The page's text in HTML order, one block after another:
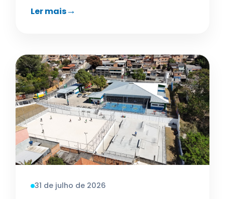
Ler mais
31 de julho de 2026